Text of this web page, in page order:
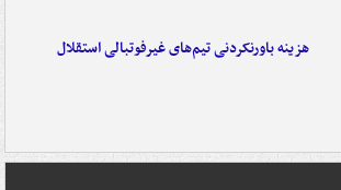
هزینه باورنکردنی تیم‌های غیرفوتبالی استقلال